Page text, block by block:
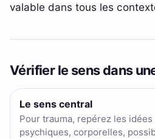
valable dans tous les
Vérifier le sens dans
Le sens central
Pour trauma, repérez les
psychiques, corporelles,